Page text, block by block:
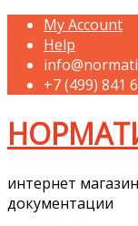
My Account
Help
+7 (499) 841
интернет
документации